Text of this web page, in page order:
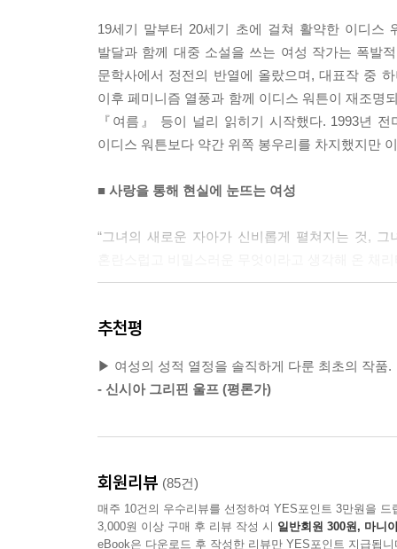
리는 가장 많이 벌어졌다. 교육과 기회에서 비롯
--- p.72
“나도 그 친구가 이곳에 있는 게 좋아. 여기 젊은
아주 오래되었고 대낮처럼 명약관화해. 만약 그
--- p.108
갑작스러운 격정에 휩싸여 그가 머리를 가슴에 끌
--- p.139
부풀리는 것이며, 오후 햇살에 서쪽으로 기울어
하려고 애쓸 때처럼 어렴풋하기만 했다. 그녀의
일한 현실이었다.
19세기 말부터 20세기 초에 걸쳐 활약한 이디
발달과 함께 대중 소설을 쓰는 여성 작가는 폭발
문학사에서 정전의 반열에 올랐으며, 대표작 중
이후 페미니즘 열풍과 함께 이디스 워튼이 재조명
『여름』 등이 널리 읽히기 시작했다. 1993년
이디스 워튼보다 약간 위쪽 봉우리를 차지했지만
■ 사랑을 통해 현실에 눈뜨는 여성
“그녀의 새로운 자아가 신비롭게 펼쳐지는 것,
청혼을 받고는 그에 대한 증오로 가득 차 있다. 그
처음으로 자신이 특별한 존재라고 인식한다. 서
그들이지만, 우연한 말 한마디에서 느껴지는 교육
혼자 남겨질 것을 걱정해 스스로 기회를 포기했더
교육이 갖는 힘과 그 부재가 의미하는 것을 정확
실감하며 자신의 현실을 객관적으로 인식하기 시
추천평
▶ 여성의 성적 열정을 솔직하게 다룬 최초의 작품.
- 신시아 그리핀 울프 (평론가)
회원리뷰 (85건)
매주 10건의 우수리뷰를 선정하여 YES포인트 3만원을 드
3,000원 이상 구매 후 리뷰 작성 시 일반회원 300원, 마니
eBook은 다운로드 후 작성한 리뷰만 YES포인트 지급됩니